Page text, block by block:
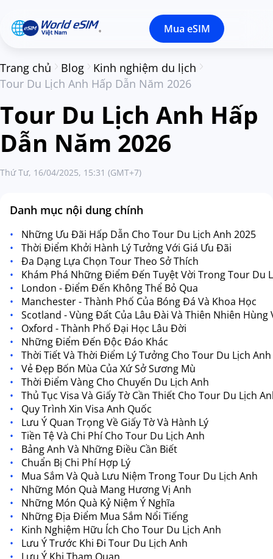
Mua eSIM
Trang chủ Blog
Kinh nghiệm du lịch
Tour Du Lịch Anh Hấp Dẫn Năm 2026
Tour Du Lịch Anh Hấp
Dẫn Năm 2026
Thứ Tư, 16/04/2025, 15:31 (GMT+7)
Danh mục nội dung chính
Những Ưu Đãi Hấp Dẫn Cho Tour Du Lịch Anh 2025
Thời Điểm Khởi Hành Lý Tưởng Với Giá Ưu Đãi
Đa Dạng Lựa Chọn Tour Theo Sở Thích
Khám Phá Những Điểm Đến Tuyệt Vời Trong Tour Du
London - Điểm Đến Không Thể Bỏ Qua
Manchester - Thành Phố Của Bóng Đá Và Khoa Học
Scotland - Vùng Đất Của Lâu Đài Và Thiên Nhiên Hùng
Oxford - Thành Phố Đại Học Lâu Đời
Những Điểm Đến Độc Đáo Khác
Thời Tiết Và Thời Điểm Lý Tưởng Cho Tour Du Lịch Anh
Vẻ Đẹp Bốn Mùa Của Xứ Sở Sương Mù
Thời Điểm Vàng Cho Chuyến Du Lịch Anh
Thủ Tục Visa Và Giấy Tờ Cần Thiết Cho Tour Du Lịch
Quy Trình Xin Visa Anh Quốc
Lưu Ý Quan Trọng Về Giấy Tờ Và Hành Lý
Tiền Tệ Và Chi Phí Cho Tour Du Lịch Anh
Bảng Anh Và Những Điều Cần Biết
Chuẩn Bị Chi Phí Hợp Lý
Mua Sắm Và Quà Lưu Niệm Trong Tour Du Lịch Anh
Những Món Quà Mang Hương Vị Anh
Những Món Quà Kỷ Niệm Ý Nghĩa
Những Địa Điểm Mua Sắm Nổi Tiếng
Kinh Nghiệm Hữu Ích Cho Tour Du Lịch Anh
Lưu Ý Trước Khi Đi Tour Du Lịch Anh